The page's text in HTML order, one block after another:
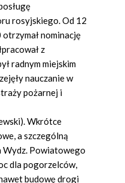
rosyjskiego. Od 12
nominację
z
radnym miejskim
nauczanie w
pożarnej i
Wkrótce
a szczególną
Wydz. Powiatowego
dla pogorzelców,
budowę drogi